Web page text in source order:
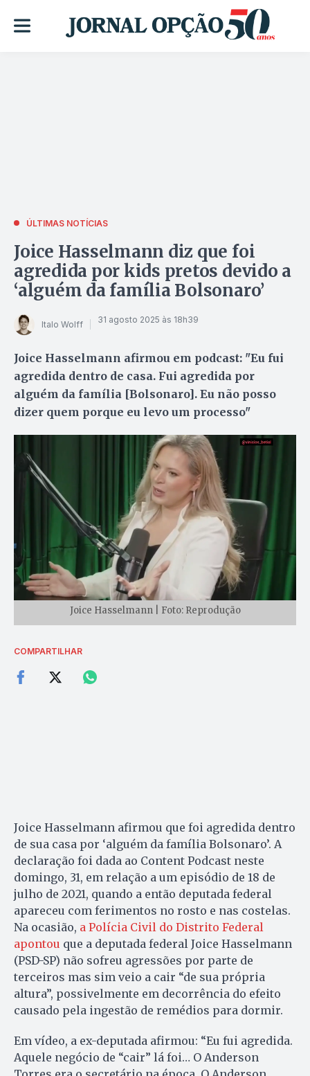
ÚLTIMAS NOTÍCIAS
Joice Hasselmann diz que foi
agredida por kids pretos devido a
‘alguém da família Bolsonaro’
Italo Wolff 31 agosto 2025 às 18h39
Joice Hasselmann afirmou em podcast: "Eu fui
agredida dentro de casa. Fui agredida por
alguém da família [Bolsonaro]. Eu não posso
dizer quem porque eu levo um processo"
Joice Hasselmann | Foto: Reprodução
COMPARTILHAR
Joice Hasselmann afirmou que foi agredida dentro
de sua casa por ‘alguém da família Bolsonaro’. A
declaração foi dada ao Content Podcast neste
domingo, 31, em relação a um episódio de 18 de
julho de 2021, quando a então deputada federal
apareceu com ferimentos no rosto e nas costelas.
Na ocasião, a Polícia Civil do Distrito Federal
apontou que a deputada federal Joice Hasselmann
(PSD-SP) não sofreu agressões por parte de
terceiros mas sim veio a cair “de sua própria
altura”, possivelmente em decorrência do efeito
causado pela ingestão de remédios para dormir.
Em vídeo, a ex-deputada afirmou: “Eu fui agredida.
Aquele negócio de “cair” lá foi… O Anderson